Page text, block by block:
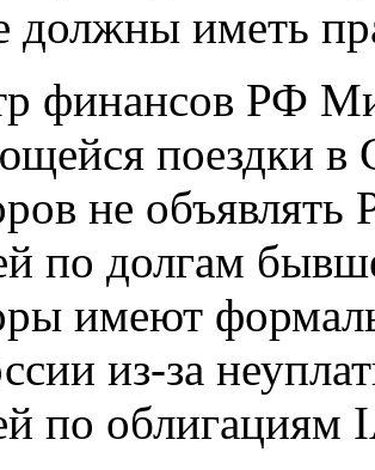
должны иметь
финансов РФ
поездки
не объявлять
по долгам
имеют
из-за
по